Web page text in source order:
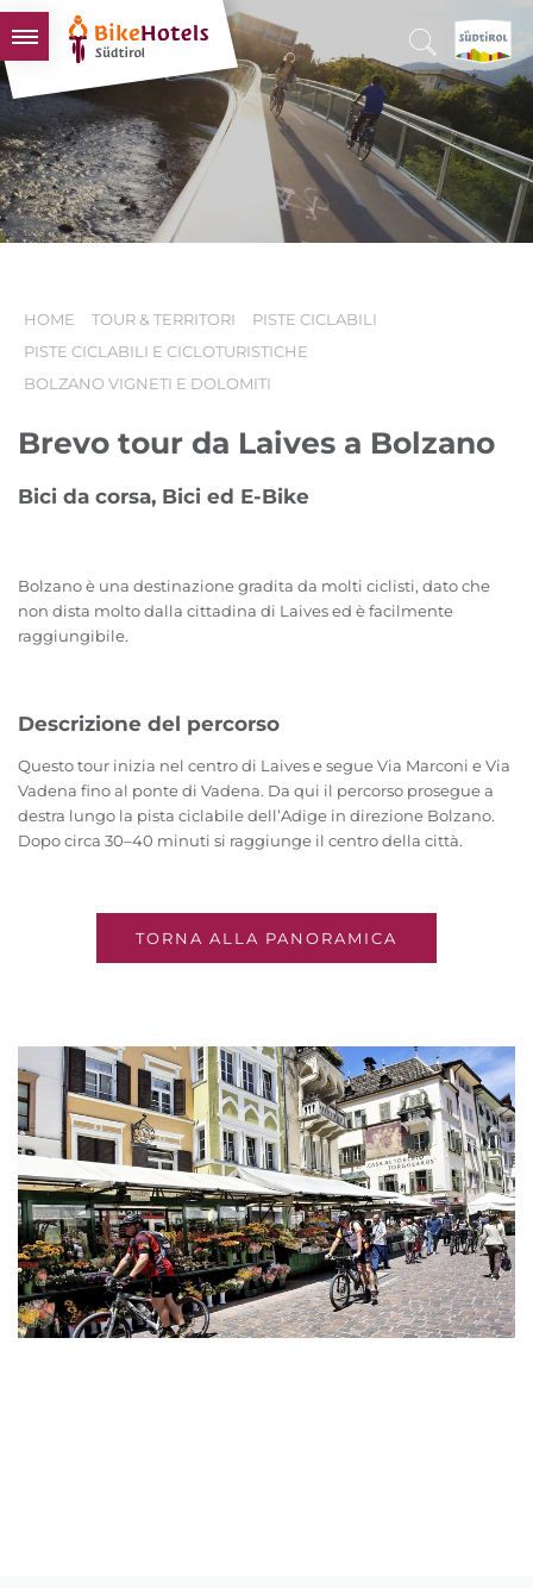
BIKEHOTELS
HOTELS & PACCHETTI
TOUR & TERRITORI
L'ALTO ADIGE & NOI
HOME TOUR & TERRITORI
PISTE CICLABILI
PISTE CICLABILI E CICLOTURISTICHE
BOLZANO VIGNETI E DOLOMITI
Brevo tour da Laives a Bolzano
Bici da corsa, Bici ed E-Bike
Bolzano è una destinazione gradita da molti ciclisti, dato che
non dista molto dalla cittadina di Laives ed è facilmente
raggiungibile.
Descrizione del percorso
Questo tour inizia nel centro di Laives e segue Via Marconi e Via
Vadena fino al ponte di Vadena. Da qui il percorso prosegue a
destra lungo la pista ciclabile dell’Adige in direzione Bolzano.
Dopo circa 30–40 minuti si raggiunge il centro della città.
TORNA ALLA PANORAMICA